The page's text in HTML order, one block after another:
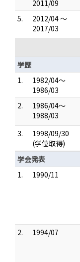
2011/09
5.
2012/04 ～
2017/03
学歴
1.
1982/04～
1986/03
2.
1986/04～
1988/03
3.
1998/09/30
(学位取得)
学会発表
1.
1990/11
2.
1994/07